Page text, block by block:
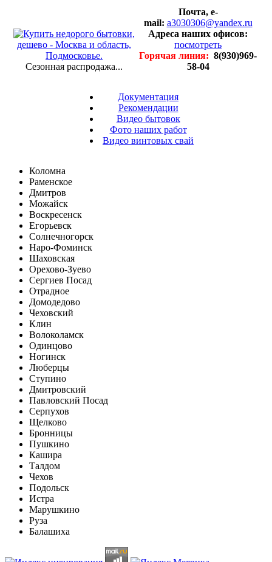
Сезонная распродажа...
Почта, e-
mail: a3030306@yandex.ru
Адреса наших офисов:
посмотреть
Горячая линия: 8(930)969-
58-04
Документация
Рекомендации
Видео бытовок
Фото наших работ
Видео винтовых свай
Коломна
Раменское
Дмитров
Можайск
Воскресенск
Егорьевск
Солнечногорск
Наро-Фоминск
Шаховская
Орехово-Зуево
Сергиев Посад
Отрадное
Домодедово
Чеховский
Клин
Волоколамск
Одинцово
Ногинск
Люберцы
Ступино
Дмитровский
Павловский Посад
Серпухов
Щелково
Бронницы
Пушкино
Кашира
Талдом
Чехов
Подольск
Истра
Марушкино
Руза
Балашиха